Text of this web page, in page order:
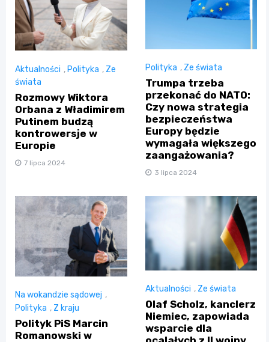
Aktualności , Polityka , Ze
świata
Rozmowy Wiktora
Orbana z Władimirem
Putinem budzą
kontrowersje w
Europie
7 lipca 2024
Polityka , Ze świata
Trumpa trzeba
przekonać do NATO:
Czy nowa strategia
bezpieczeństwa
Europy będzie
wymagała większego
zaangażowania?
3 lipca 2024
Na wokandzie sądowej ,
Polityka , Z kraju
Polityk PiS Marcin
Romanowski w
Aktualności , Ze świata
Olaf Scholz, kanclerz
Niemiec, zapowiada
wsparcie dla